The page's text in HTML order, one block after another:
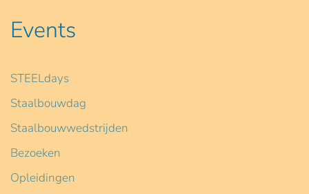
Events
STEELdays
Staalbouwdag
Staalbouwwedstrijden
Bezoeken
Opleidingen